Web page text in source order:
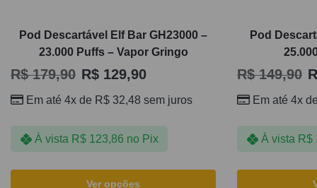
Pod Descartável Elf Bar GH23000 –
23.000 Puffs – Vapor Gringo
R$179,90 R$ 129,90
Em até 4x de R$ 32,48 sem juros
À vista R$123,86 no Pix
Ver opções
Pod
R$149,90
Em até 4x
À vista R$